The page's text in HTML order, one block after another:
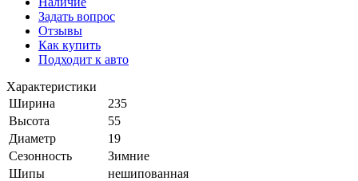
Задать вопрос
Отзывы
Как купить
Подходит к авто
Характеристики
Ширина
235
Высота
55
Диаметр
19
Сезонность
Зимние
Шипы
нешипованная